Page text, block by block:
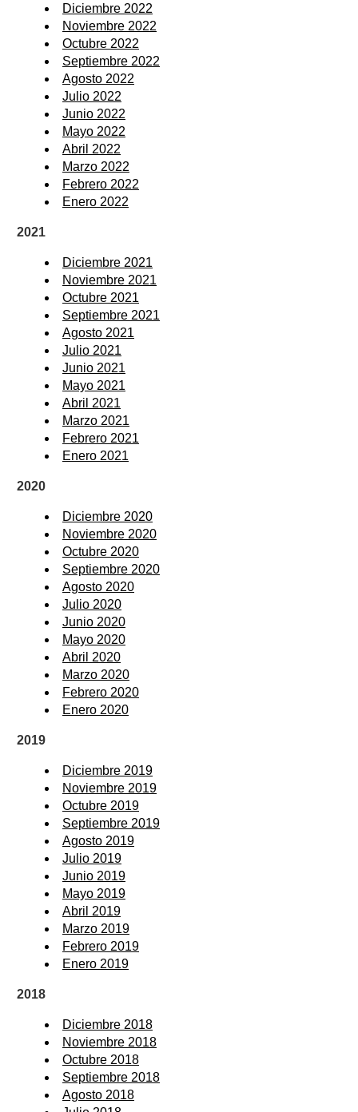
Diciembre 2022
Noviembre 2022
Octubre 2022
Septiembre 2022
Agosto 2022
Julio 2022
Junio 2022
Mayo 2022
Abril 2022
Marzo 2022
Febrero 2022
Enero 2022
2021
Diciembre 2021
Noviembre 2021
Octubre 2021
Septiembre 2021
Agosto 2021
Julio 2021
Junio 2021
Mayo 2021
Abril 2021
Marzo 2021
Febrero 2021
Enero 2021
2020
Diciembre 2020
Noviembre 2020
Octubre 2020
Septiembre 2020
Agosto 2020
Julio 2020
Junio 2020
Mayo 2020
Abril 2020
Marzo 2020
Febrero 2020
Enero 2020
2019
Diciembre 2019
Noviembre 2019
Octubre 2019
Septiembre 2019
Agosto 2019
Julio 2019
Junio 2019
Mayo 2019
Abril 2019
Marzo 2019
Febrero 2019
Enero 2019
2018
Diciembre 2018
Noviembre 2018
Octubre 2018
Septiembre 2018
Agosto 2018